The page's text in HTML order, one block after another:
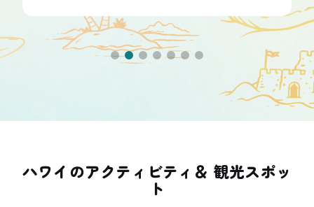
ハワイのアクティビティ＆ 観光スポッ
ト